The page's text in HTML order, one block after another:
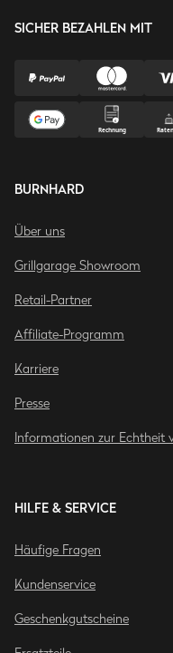
SICHER BEZAHLEN MIT
BURNHARD
Über uns
Grillgarage Showroom
Retail-Partner
Affiliate-Programm
Karriere
Presse
Informationen zur Echtheit
HILFE & SERVICE
Häufige Fragen
Kundenservice
Geschenkgutscheine